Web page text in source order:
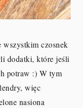
wszystkim czosnek
dodatki, które jeśli
potraw :) W tym
więc
nasiona